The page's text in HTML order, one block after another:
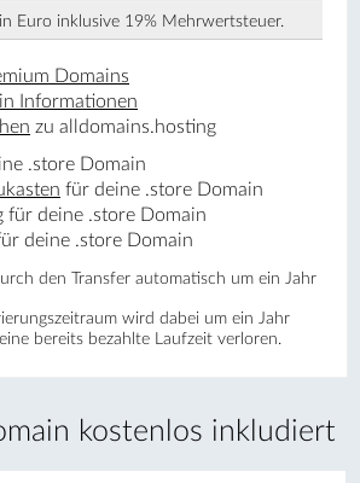
kostenlos inkludiert
Euro inklusive 19% Mehrwertsteuer.
Domains
Informationen
zu alldomains.hosting
.store Domain
für deine .store Domain
für deine .store Domain
deine .store Domain
den Transfer automatisch um ein Jahr
wird dabei um ein Jahr
bereits bezahlte Laufzeit verloren.